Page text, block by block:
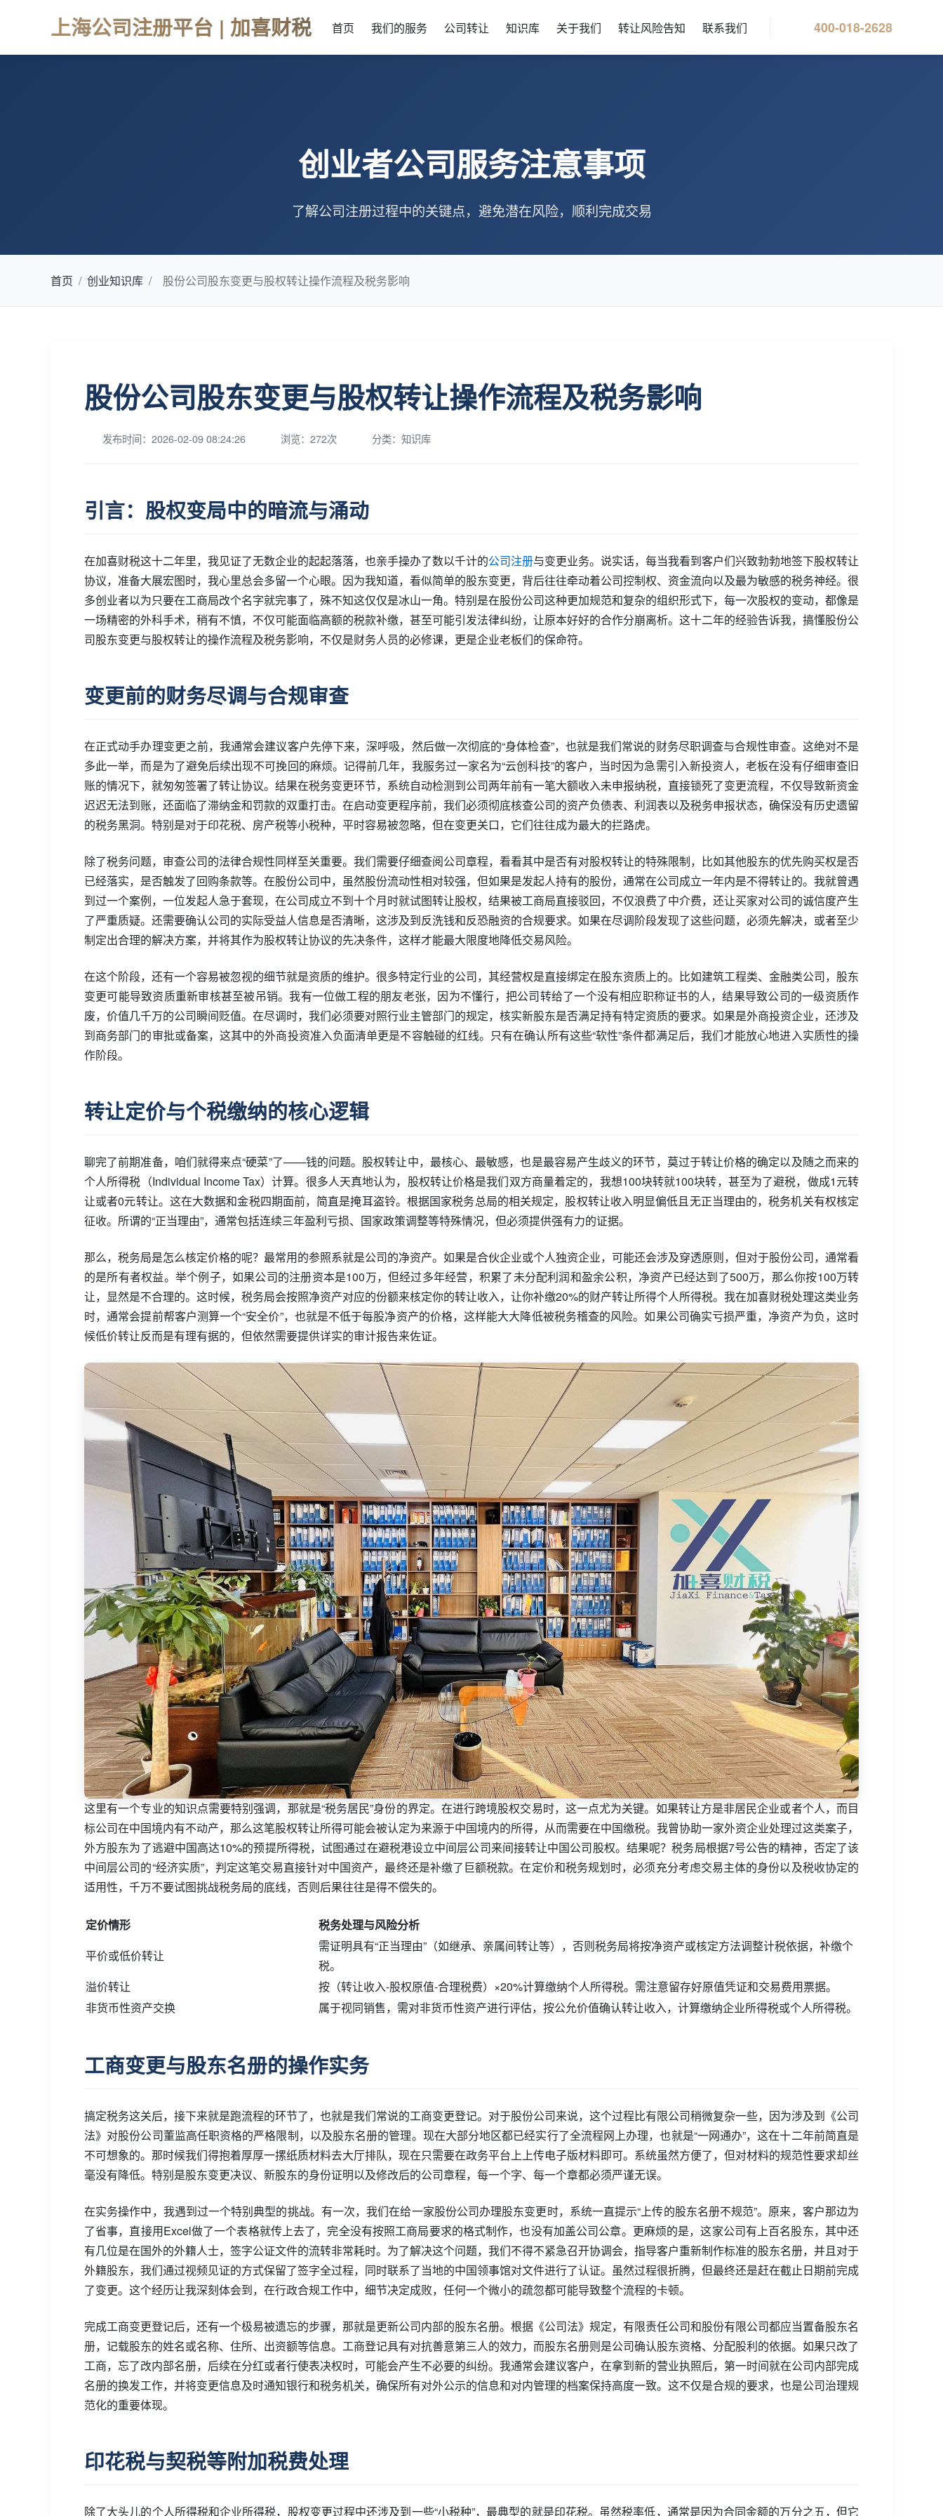
上海公司注册平台 | 加喜财税 首页 我们的服务 公司转让 知识库 关于我们 转让风险告知 联系我们 400-018-2628
创业者公司服务注意事项
了解公司注册过程中的关键点，避免潜在风险，顺利完成交易
首页 / 创业知识库 / 股份公司股东变更与股权转让操作流程及税务影响
股份公司股东变更与股权转让操作流程及税务影响
发布时间：2026-02-09 08:24:26 浏览：272次 分类：知识库
引言：股权变局中的暗流与涌动
在加喜财税这十二年里，我见证了无数企业的起起落落，也亲手操办了数以千计的公司注册与变更业务。说实话，每当我看到客户们兴致勃勃地签下股权转让
协议，准备大展宏图时，我心里总会多留一个心眼。因为我知道，看似简单的股东变更，背后往往牵动着公司控制权、资金流向以及最为敏感的税务神经。很
多创业者以为只要在工商局改个名字就完事了，殊不知这仅仅是冰山一角。特别是在股份公司这种更加规范和复杂的组织形式下，每一次股权的变动，都像是
一场精密的外科手术，稍有不慎，不仅可能面临高额的税款补缴，甚至可能引发法律纠纷，让原本好好的合作分崩离析。这十二年的经验告诉我，搞懂股份公
司股东变更与股权转让的操作流程及税务影响，不仅是财务人员的必修课，更是企业老板们的保命符。
变更前的财务尽调与合规审查
在正式动手办理变更之前，我通常会建议客户先停下来，深呼吸，然后做一次彻底的“身体检查”，也就是我们常说的财务尽职调查与合规性审查。这绝对不是
多此一举，而是为了避免后续出现不可挽回的麻烦。记得前几年，我服务过一家名为“云创科技”的客户，当时因为急需引入新投资人，老板在没有仔细审查旧
账的情况下，就匆匆签署了转让协议。结果在税务变更环节，系统自动检测到公司两年前有一笔大额收入未申报纳税，直接锁死了变更流程，不仅导致新资金
迟迟无法到账，还面临了滞纳金和罚款的双重打击。在启动变更程序前，我们必须彻底核查公司的资产负债表、利润表以及税务申报状态，确保没有历史遗留
的税务黑洞。特别是对于印花税、房产税等小税种，平时容易被忽略，但在变更关口，它们往往成为最大的拦路虎。
除了税务问题，审查公司的法律合规性同样至关重要。我们需要仔细查阅公司章程，看看其中是否有对股权转让的特殊限制，比如其他股东的优先购买权是否
已经落实，是否触发了回购条款等。在股份公司中，虽然股份流动性相对较强，但如果是发起人持有的股份，通常在公司成立一年内是不得转让的。我就曾遇
到过一个案例，一位发起人急于套现，在公司成立不到十个月时就试图转让股权，结果被工商局直接驳回，不仅浪费了中介费，还让买家对公司的诚信度产生
了严重质疑。还需要确认公司的实际受益人信息是否清晰，这涉及到反洗钱和反恐融资的合规要求。如果在尽调阶段发现了这些问题，必须先解决，或者至少
制定出合理的解决方案，并将其作为股权转让协议的先决条件，这样才能最大限度地降低交易风险。
在这个阶段，还有一个容易被忽视的细节就是资质的维护。很多特定行业的公司，其经营权是直接绑定在股东资质上的。比如建筑工程类、金融类公司，股东
变更可能导致资质重新审核甚至被吊销。我有一位做工程的朋友老张，因为不懂行，把公司转给了一个没有相应职称证书的人，结果导致公司的一级资质作
废，价值几千万的公司瞬间贬值。在尽调时，我们必须要对照行业主管部门的规定，核实新股东是否满足持有特定资质的要求。如果是外商投资企业，还涉及
到商务部门的审批或备案，这其中的外商投资准入负面清单更是不容触碰的红线。只有在确认所有这些“软性”条件都满足后，我们才能放心地进入实质性的操
作阶段。
转让定价与个税缴纳的核心逻辑
聊完了前期准备，咱们就得来点“硬菜”了——钱的问题。股权转让中，最核心、最敏感，也是最容易产生歧义的环节，莫过于转让价格的确定以及随之而来的
个人所得税（Individual Income Tax）计算。很多人天真地认为，股权转让价格是我们双方商量着定的，我想100块转就100块转，甚至为了避税，做成1元转
让或者0元转让。这在大数据和金税四期面前，简直是掩耳盗铃。根据国家税务总局的相关规定，股权转让收入明显偏低且无正当理由的，税务机关有权核定
征收。所谓的“正当理由”，通常包括连续三年盈利亏损、国家政策调整等特殊情况，但必须提供强有力的证据。
那么，税务局是怎么核定价格的呢？最常用的参照系就是公司的净资产。如果是合伙企业或个人独资企业，可能还会涉及穿透原则，但对于股份公司，通常看
的是所有者权益。举个例子，如果公司的注册资本是100万，但经过多年经营，积累了未分配利润和盈余公积，净资产已经达到了500万，那么你按100万转
让，显然是不合理的。这时候，税务局会按照净资产对应的份额来核定你的转让收入，让你补缴20%的财产转让所得个人所得税。我在加喜财税处理这类业务
时，通常会提前帮客户测算一个“安全价”，也就是不低于每股净资产的价格，这样能大大降低被税务稽查的风险。如果公司确实亏损严重，净资产为负，这时
候低价转让反而是有理有据的，但依然需要提供详实的审计报告来佐证。
这里有一个专业的知识点需要特别强调，那就是“税务居民”身份的界定。在进行跨境股权交易时，这一点尤为关键。如果转让方是非居民企业或者个人，而目
标公司在中国境内有不动产，那么这笔股权转让所得可能会被认定为来源于中国境内的所得，从而需要在中国缴税。我曾协助一家外资企业处理过这类案子，
外方股东为了逃避中国高达10%的预提所得税，试图通过在避税港设立中间层公司来间接转让中国公司股权。结果呢？税务局根据7号公告的精神，否定了该
中间层公司的“经济实质”，判定这笔交易直接针对中国资产，最终还是补缴了巨额税款。在定价和税务规划时，必须充分考虑交易主体的身份以及税收协定的
适用性，千万不要试图挑战税务局的底线，否则后果往往是得不偿失的。
定价情形
税务处理与风险分析
平价或低价转让
需证明具有“正当理由”（如继承、亲属间转让等），否则税务局将按净资产或核定方法调整计税依据，补缴个
税。
溢价转让
按（转让收入-股权原值-合理税费）×20%计算缴纳个人所得税。需注意留存好原值凭证和交易费用票据。
非货币性资产交换
属于视同销售，需对非货币性资产进行评估，按公允价值确认转让收入，计算缴纳企业所得税或个人所得税。
工商变更与股东名册的操作实务
搞定税务这关后，接下来就是跑流程的环节了，也就是我们常说的工商变更登记。对于股份公司来说，这个过程比有限公司稍微复杂一些，因为涉及到《公司
法》对股份公司董监高任职资格的严格限制，以及股东名册的管理。现在大部分地区都已经实行了全流程网上办理，也就是“一网通办”，这在十二年前简直是
不可想象的。那时候我们得抱着厚厚一摞纸质材料去大厅排队，现在只需要在政务平台上上传电子版材料即可。系统虽然方便了，但对材料的规范性要求却丝
毫没有降低。特别是股东变更决议、新股东的身份证明以及修改后的公司章程，每一个字、每一个章都必须严谨无误。
在实务操作中，我遇到过一个特别典型的挑战。有一次，我们在给一家股份公司办理股东变更时，系统一直提示“上传的股东名册不规范”。原来，客户那边为
了省事，直接用Excel做了一个表格就传上去了，完全没有按照工商局要求的格式制作，也没有加盖公司公章。更麻烦的是，这家公司有上百名股东，其中还
有几位是在国外的外籍人士，签字公证文件的流转非常耗时。为了解决这个问题，我们不得不紧急召开协调会，指导客户重新制作标准的股东名册，并且对于
外籍股东，我们通过视频见证的方式保留了签字全过程，同时联系了当地的中国领事馆对文件进行了认证。虽然过程很折腾，但最终还是赶在截止日期前完成
了变更。这个经历让我深刻体会到，在行政合规工作中，细节决定成败，任何一个微小的疏忽都可能导致整个流程的卡顿。
完成工商变更登记后，还有一个极易被遗忘的步骤，那就是更新公司内部的股东名册。根据《公司法》规定，有限责任公司和股份有限公司都应当置备股东名
册，记载股东的姓名或名称、住所、出资额等信息。工商登记具有对抗善意第三人的效力，而股东名册则是公司确认股东资格、分配股利的依据。如果只改了
工商，忘了改内部名册，后续在分红或者行使表决权时，可能会产生不必要的纠纷。我通常会建议客户，在拿到新的营业执照后，第一时间就在公司内部完成
名册的换发工作，并将变更信息及时通知银行和税务机关，确保所有对外公示的信息和对内管理的档案保持高度一致。这不仅是合规的要求，也是公司治理规
范化的重要体现。
印花税与契税等附加税费处理
除了大头儿的个人所得税和企业所得税，股权变更过程中还涉及到一些“小税种”，最典型的就是印花税。虽然税率低，通常是因为合同金额的万分之五，但它